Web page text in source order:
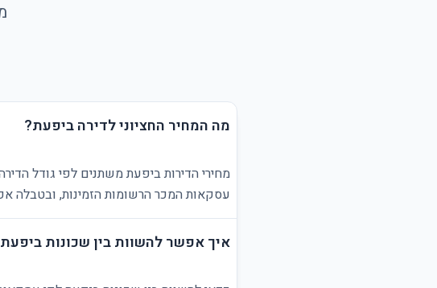
מה המחיר החציוני לדירה ביפעת?
מחירי הדירות ביפעת משתנים לפי גודל
עסקאות המכר הרשומות הזמינות, ובטבלה
איך אפשר להשוות בין שכונות